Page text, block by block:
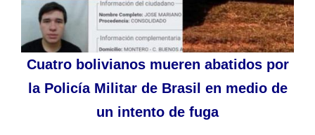
Cuatro bolivianos mueren abatidos por
la Policía Militar de Brasil en medio de
un intento de fuga